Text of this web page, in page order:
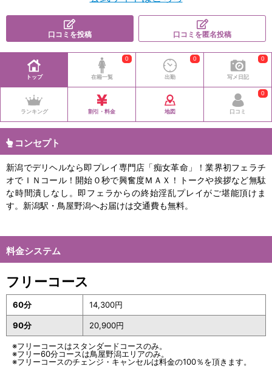
口コミを投稿 口コミを匿名投稿
トップ 在籍一覧
0
出勤
0
写メ日記
0
ランキング 割引・料金 地図 口コミ
0
コンセプト
新潟でデリヘルなら即プレイ専門店「痴女革命」！業界初フェラチ
オでＩＮコール！開始０秒で興奮度ＭＡＸ！トークや挨拶など無駄
な時間潰しなし。即フェラからの終始淫乱プレイがご堪能頂けま
す。新潟駅・鳥屋野潟へお届けは交通費も無料。
料金システム
フリーコース
60分 14,300円
90分 20,900円
※フリーコースはスタンダードコースのみ。
※フリー60分コースは鳥屋野潟エリアのみ。
※フリーコースのチェンジ・キャンセルは料金の100％を頂きます。